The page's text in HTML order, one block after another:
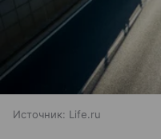
Источник: Life.ru